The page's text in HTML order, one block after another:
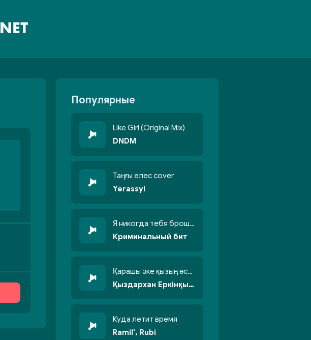
Популярные
Like Girl (Original Mix)
DNDM
Таңғы елес cover
Yerassyl
Я никогда тебя брошу никогда не кину
Криминальный бит
Қарашы әке қызың өсті бойжеттіп
Қыздархан Еркінқызы
Куда летит время
Ramil', Rubi